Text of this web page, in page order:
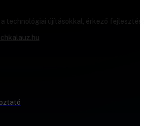
a technológiai újításokkal, érkező